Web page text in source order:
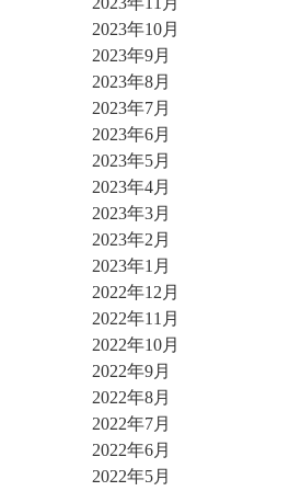
2023年10月
2023年9月
2023年8月
2023年7月
2023年6月
2023年5月
2023年4月
2023年3月
2023年2月
2023年1月
2022年12月
2022年11月
2022年10月
2022年9月
2022年8月
2022年7月
2022年6月
2022年5月